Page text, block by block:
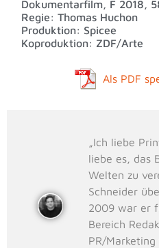
Dokumentarfilm, F 2018,
Regie: Thomas Huchon
Produktion: Spicee
Koproduktion: ZDF/Arte
Als PDF
„Ich liebe
liebe es, das
Welten zu
Schneider
2009 war er
Bereich
PR/